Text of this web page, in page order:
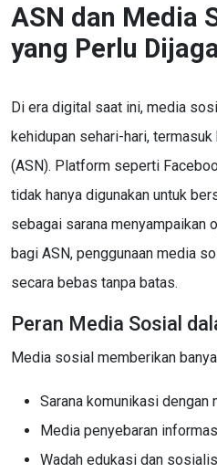
ASN dan Media
yang Perlu
Di era digital saat ini, media
kehidupan sehari-hari,
(ASN). Platform seperti
tidak hanya digunakan untuk
sebagai sarana menyampaikan
bagi ASN, penggunaan media
secara bebas tanpa batas.
Peran Media Sosial
Media sosial memberikan
Sarana komunikasi dengan
Media penyebaran
Wadah edukasi dan